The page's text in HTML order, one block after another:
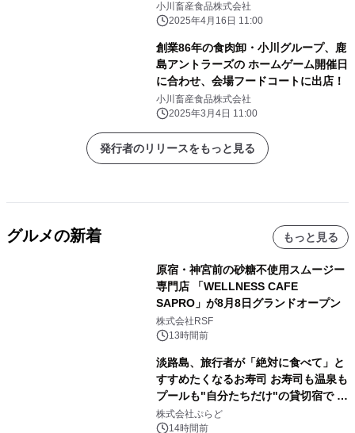
小川畜産食品株式会社
2025年4月16日 11:00
創業86年の食肉卸・小川グループ、鹿
島アントラーズの ホームゲーム開催日
に合わせ、会場フードコートに出店！
小川畜産食品株式会社
2025年3月4日 11:00
発行者のリリースをもっと見る
グルメの新着 もっと見る
原宿・神宮前の砂糖不使用スムージー
専門店 「WELLNESS CAFE
SAPRO」が8月8日グランドオープン
株式会社RSF
13時間前
淡路島、旅行者が「絶対に食べて」と
すすめたくなるお寿司 お寿司も温泉も
プールも"自分たちだけ"の貸切宿で 1
日1組限定「岩屋温泉 絵島別庭 海と
森」の握り寿司プラン
株式会社ぷらど
14時間前